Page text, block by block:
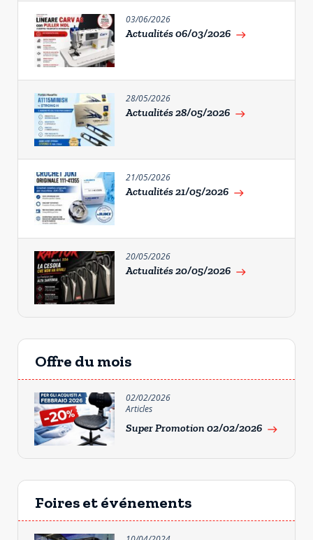
03/06/2026
Actualités 06/03/2026 east
28/05/2026
Actualités 28/05/2026 east
21/05/2026
Actualités 21/05/2026 east
20/05/2026
Actualités 20/05/2026 east
Offre du mois
02/02/2026
Articles
Super Promotion 02/02/2026 east
Foires et événements